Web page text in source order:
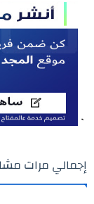
`
إجمالي مرات